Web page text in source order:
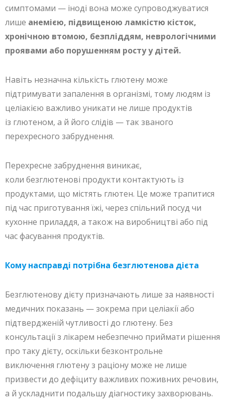
симптомами — іноді вона може супроводжуватися
лише анемією, підвищеною ламкістю кісток,
хронічною втомою, безпліддям, неврологічними
проявами або порушенням росту у дітей.
Навіть незначна кількість глютену може
підтримувати запалення в організмі, тому людям із
целіакією важливо уникати не лише продуктів
із глютеном, а й його слідів — так званого
перехресного забруднення.
Перехресне забруднення виникає,
коли безглютенові продукти контактують із
продуктами, що містять глютен. Це може трапитися
під час приготування їжі, через спільний посуд чи
кухонне приладдя, а також на виробництві або під
час фасування продуктів.
Кому насправді потрібна безглютенова дієта
Безглютенову дієту призначають лише за наявності
медичних показань — зокрема при целіакії або
підтвердженій чутливості до глютену. Без
консультації з лікарем небезпечно приймати рішення
про таку дієту, оскільки безконтрольне
виключення глютену з раціону може не лише
призвести до дефіциту важливих поживних речовин,
а й ускладнити подальшу діагностику захворювань.